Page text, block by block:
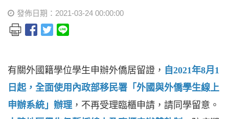
發佈日期：2021-03-24 00:00:00
有關外國籍學位學生申辦外僑居留證， 自 2021年8月1
日起，全面使用內政部移民署「外國與外僑學生線上
申辦系統」辦理，不再受理臨櫃申請，請同學留意。